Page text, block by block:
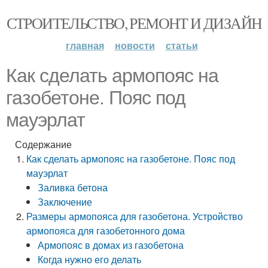
СТРОИТЕЛЬСТВО, РЕМОНТ И ДИЗАЙН
главная новости статьи
Как сделать армопояс на
газобетоне. Пояс под
мауэрлат
Содержание
Как сделать армопояс на газобетоне. Пояс под
мауэрлат
Заливка бетона
Заключение
Размеры армопояса для газобетона. Устройство
армопояса для газобетонного дома
Армопояс в домах из газобетона
Когда нужно его делать